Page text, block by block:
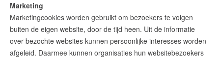
Marketing
Marketingcookies worden gebruikt om bezoekers te volgen
buiten de eigen website, door de tijd heen. Uit de informatie
over bezochte websites kunnen persoonlijke interesses worden
afgeleid. Daarmee kunnen organisaties hun websitebezoekers